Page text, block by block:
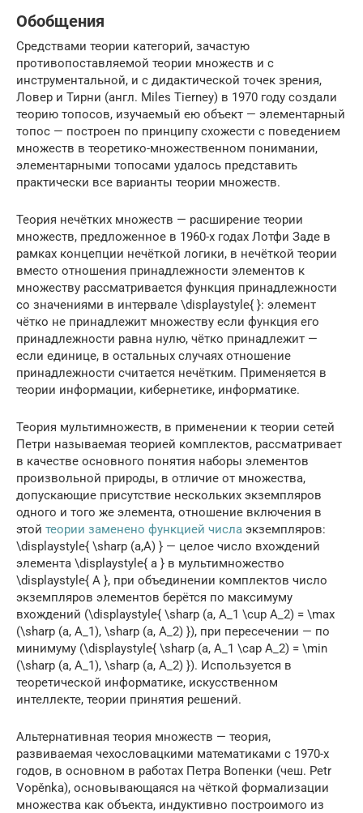
Обобщения
Средствами теории категорий, зачастую
противопоставляемой теории множеств и с
инструментальной, и с дидактической точек зрения,
Ловер и Тирни (англ. Miles Tierney) в 1970 году создали
теорию топосов, изучаемый ею объект — элементарный
топос — построен по принципу схожести с поведением
множеств в теоретико-множественном понимании,
элементарными топосами удалось представить
практически все варианты теории множеств.
Теория нечётких множеств — расширение теории
множеств, предложенное в 1960-х годах Лотфи Заде в
рамках концепции нечёткой логики, в нечёткой теории
вместо отношения принадлежности элементов к
множеству рассматривается функция принадлежности
со значениями в интервале \displaystyle{ }: элемент
чётко не принадлежит множеству если функция его
принадлежности равна нулю, чётко принадлежит —
если единице, в остальных случаях отношение
принадлежности считается нечётким. Применяется в
теории информации, кибернетике, информатике.
Теория мультимножеств, в применении к теории сетей
Петри называемая теорией комплектов, рассматривает
в качестве основного понятия наборы элементов
произвольной природы, в отличие от множества,
допускающие присутствие нескольких экземпляров
одного и того же элемента, отношение включения в
этой теории заменено функцией числа экземпляров:
\displaystyle{ \sharp (a,A) } — целое число вхождений
элемента \displaystyle{ a } в мультимножество
\displaystyle{ A }, при объединении комплектов число
экземпляров элементов берётся по максимуму
вхождений (\displaystyle{ \sharp (a, A_1 \cup A_2) = \max
(\sharp (a, A_1), \sharp (a, A_2) }), при пересечении — по
минимуму (\displaystyle{ \sharp (a, A_1 \cap A_2) = \min
(\sharp (a, A_1), \sharp (a, A_2) }). Используется в
теоретической информатике, искусственном
интеллекте, теории принятия решений.
Альтернативная теория множеств — теория,
развиваемая чехословацкими математиками с 1970-х
годов, в основном в работах Петра Вопенки (чеш. Petr
Vopěnka), основывающаяся на чёткой формализации
множества как объекта, индуктивно построимого из